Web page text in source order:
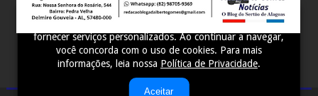
Este site utiliza cookies para melhorar sua experiência e
fornecer serviços personalizados. Ao continuar a navegar,
você concorda com o uso de cookies. Para mais
informações, leia nossa Política de Privacidade.
Aceitar